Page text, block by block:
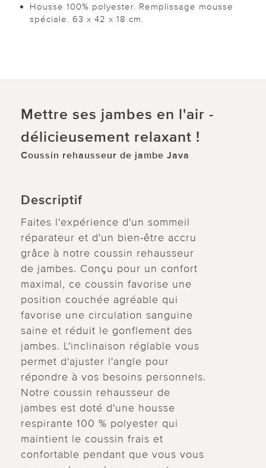
Housse 100% polyester. Remplissage mousse
spéciale. 63 x 42 x 18 cm.
Mettre ses jambes en l'air -
délicieusement relaxant !
Coussin rehausseur de jambe Java
Descriptif
Faites l'expérience d'un sommeil
réparateur et d'un bien-être accru
grâce à notre coussin rehausseur
de jambes. Conçu pour un confort
maximal, ce coussin favorise une
position couchée agréable qui
favorise une circulation sanguine
saine et réduit le gonflement des
jambes. L'inclinaison réglable vous
permet d'ajuster l'angle pour
répondre à vos besoins personnels.
Notre coussin rehausseur de
jambes est doté d'une housse
respirante 100 % polyester qui
maintient le coussin frais et
confortable pendant que vous vous